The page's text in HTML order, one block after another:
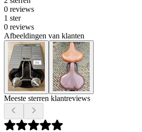
0 reviews
1 ster
0 reviews
Afbeeldingen van klanten
Meeste sterren klantreviews